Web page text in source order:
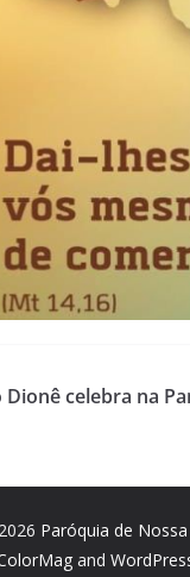
Dionê celebra na
Paróquia de
and